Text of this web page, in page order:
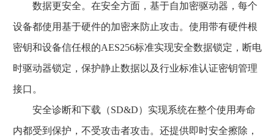
数据更安全。在安全方面，基于自加密驱动器，每个
设备都使用基于硬件的加密来防止攻击。使用带有硬件根
密钥和设备信任根的AES256标准实现安全数据锁定，断电
时驱动器锁定，保护静止数据以及行业标准认证密钥管理
接口。
安全诊断和下载（SD&D）实现系统在整个使用寿命
内都受到保护，不受攻击者攻击。还提供即时安全擦除，